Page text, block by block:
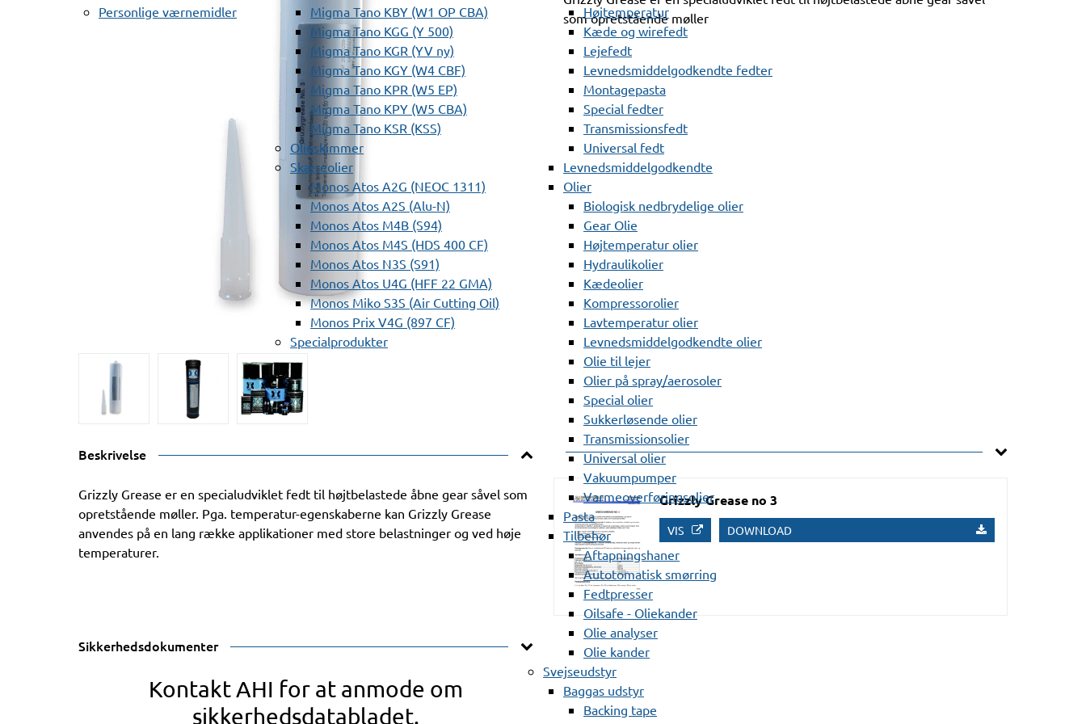
Personlige værnemidler
Migma Tano KBY (W1 OP CBA)
Migma Tano KGG (Y 500)
Migma Tano KGR (YV ny)
Migma Tano KGY (W4 CBF)
Migma Tano KPR (W5 EP)
Migma Tano KPY (W5 CBA)
Migma Tano KSR (KSS)
Olieskimmer
Skæreolier
Monos Atos A2G (NEOC 1311)
Monos Atos A2S (Alu-N)
Monos Atos M4B (S94)
Monos Atos M4S (HDS 400 CF)
Monos Atos N3S (S91)
Monos Atos U4G (HFF 22 GMA)
Monos Miko S3S (Air Cutting Oil)
Monos Prix V4G (897 CF)
Specialprodukter
Højtemperatur
Kæde og wirefedt
Lejefedt
Levnedsmiddelgodkendte fedter
Montagepasta
Special fedter
Transmissionsfedt
Universal fedt
Levnedsmiddelgodkendte
Olier
Biologisk nedbrydelige olier
Gear Olie
Højtemperatur olier
Hydraulikolier
Kædeolier
Kompressorolier
Lavtemperatur olier
Levnedsmiddelgodkendte olier
Olie til lejer
Olier på spray/aerosoler
Special olier
Sukkerløsende olier
Transmissionsolier
Universal olier
Vakuumpumper
Varmeoverføringsolier
Pasta
Tilbehør
Aftapningshaner
Autotomatisk smørring
Fedtpresser
Oilsafe - Oliekander
Olie analyser
Olie kander
Svejseudstyr
Baggas udstyr
Backing tape
som opretstående møller
Beskrivelse
Grizzly Grease er en specialudviklet fedt til højtbelastede åbne gear såvel som
opretstående møller. Pga. temperatur-egenskaberne kan Grizzly Grease
anvendes på en lang række applikationer med store belastninger og ved høje
temperaturer.
Grizzly Grease no 3
VIS DOWNLOAD
Sikkerhedsdokumenter
Kontakt AHI for at anmode om
sikkerhedsdatabladet.